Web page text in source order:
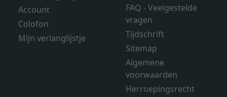
Account
Colofon
Mijn verlanglijstje
FAQ - Veelgestelde
vragen
Tijdschrift
Sitemap
Algemene
voorwaarden
Herroepingsrecht